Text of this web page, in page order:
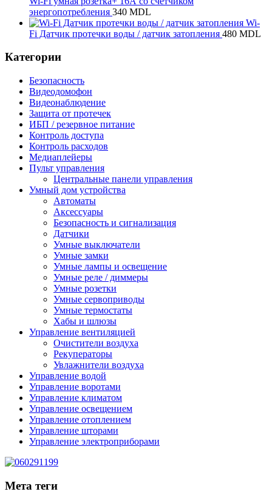
энергопотребления 340 MDL
Wi-
Fi Датчик протечки воды / датчик затопления 480 MDL
Категории
Безопасность
Видеодомофон
Видеонаблюдение
Защита от протечек
ИБП / резервное питание
Контроль доступа
Контроль расходов
Медиаплейеры
Пульт управления
Центральные панели управления
Умный дом устройства
Автоматы
Аксессуары
Безопасность и сигнализация
Датчики
Умные выключатели
Умные замки
Умные лампы и освещение
Умные реле / диммеры
Умные розетки
Умные сервоприводы
Умные термостаты
Хабы и шлюзы
Управление вентиляцией
Очистители воздуха
Рекуператоры
Увлажнители воздуха
Управление водой
Управление воротами
Управление климатом
Управление освещением
Управление отоплением
Управление шторами
Управление электроприборами
Мета теги